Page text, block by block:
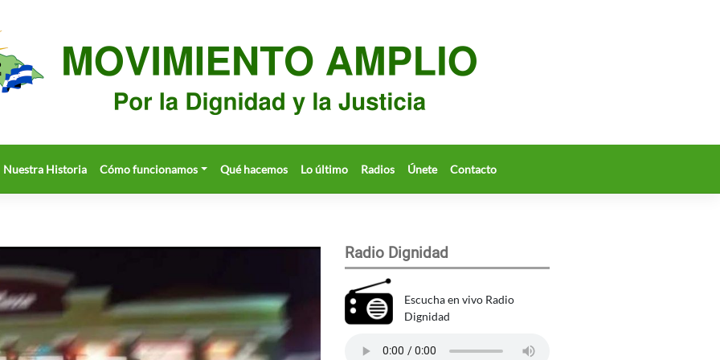
Nuestra Historia Cómo funcionamos Qué hacemos Lo último Radios Únete Contacto
Radio Dignidad
Escucha en vivo Radio
Dignidad